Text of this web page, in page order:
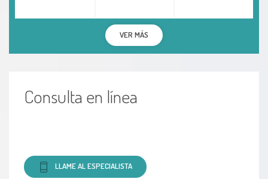
VER MÁS
Consulta en línea
LLAME AL ESPECIALISTA